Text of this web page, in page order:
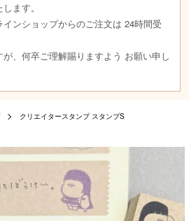
ます。
ンショップからのご注文は 24時間受
、何卒ご理解賜りますよう お願い申し
クリエイタースタンプ スタンプS